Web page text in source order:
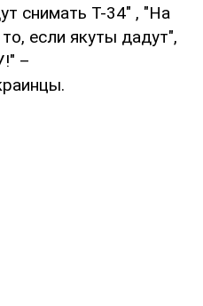
снимать Т-34" , "На
если якуты дадут",
–